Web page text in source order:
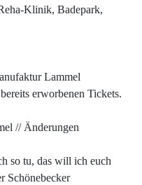
Klinik, Badepark,
Lammel
erworbenen Tickets.
// Änderungen
so tu, das will ich euch
Schönebecker